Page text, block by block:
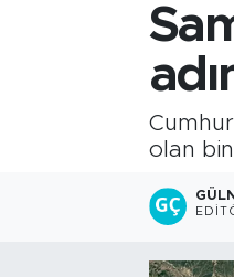
olan
Trafik Durumu
Süper Lig Puan
Tüm Manşetler
Son Dakika
Haber Arşivi